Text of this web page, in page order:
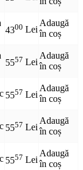
4300 Lei
Adaugă
în coș
5557 Lei
Adaugă
în coș
5557 Lei
Adaugă
în coș
5557 Lei
Adaugă
în coș
5557 Lei
Adaugă
în coș